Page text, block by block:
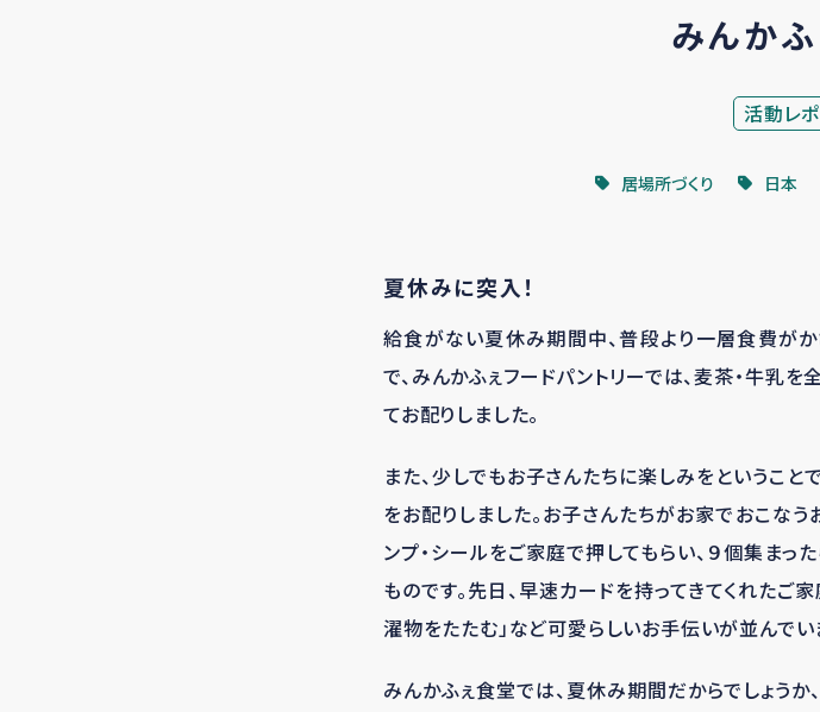
みんか
活動レ
居場所づくり 日本
夏休みに突入！
給食がない夏休み期間中、普段より一層食費が
で、みんかふぇフードパントリーでは、麦茶・牛乳
てお配りしました。
また、少しでもお子さんたちに楽しみをということ
をお配りしました。お子さんたちがお家でおこな
ンプ・シールをご家庭で押してもらい、９個集ま
ものです。先日、早速カードを持ってきてくれたご
濯物をたたむ」など可愛らしいお手伝いが並んでい
みんかふぇ食堂では、夏休み期間だからでしょう